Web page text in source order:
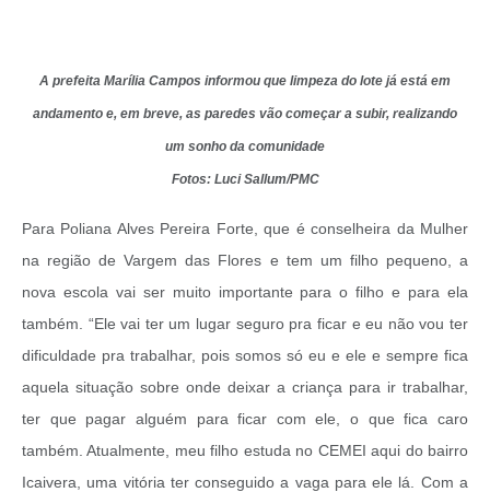
A prefeita Marília Campos informou que limpeza do lote já está em
andamento e, em breve, as paredes vão começar a subir, realizando
um sonho da comunidade
Fotos: Luci Sallum/PMC
Para Poliana Alves Pereira Forte, que é conselheira da Mulher
na região de Vargem das Flores e tem um filho pequeno, a
nova escola vai ser muito importante para o filho e para ela
também. “Ele vai ter um lugar seguro pra ficar e eu não vou ter
dificuldade pra trabalhar, pois somos só eu e ele e sempre fica
aquela situação sobre onde deixar a criança para ir trabalhar,
ter que pagar alguém para ficar com ele, o que fica caro
também. Atualmente, meu filho estuda no CEMEI aqui do bairro
Icaivera, uma vitória ter conseguido a vaga para ele lá. Com a